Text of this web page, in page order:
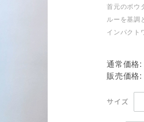
首元のボウ
ルーを基調
インパクト
通常価格:
販売価格:
サイズ